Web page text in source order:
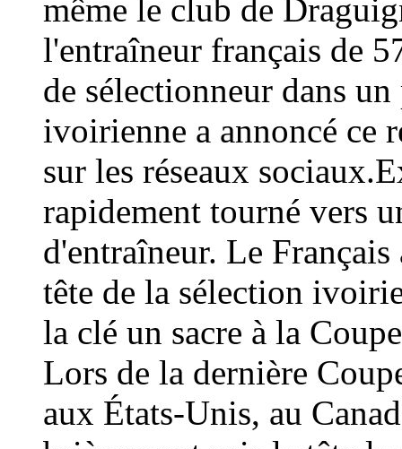
même le club de
l'entraîneur français de
de sélectionneur dans
ivoirienne a annoncé ce
sur les réseaux
rapidement tourné vers
d'entraîneur. Le
tête de la sélection
la clé un sacre à la
Lors de la dernière
aux États-Unis, au